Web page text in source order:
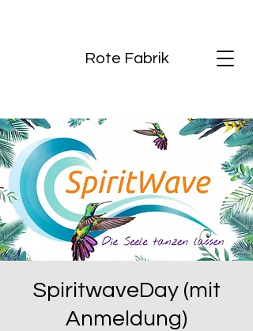
Rote Fabrik
SpiritwaveDay (mit
Anmeldung)